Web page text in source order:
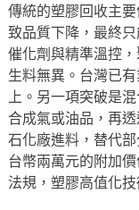
傳統的塑膠回收主
致品質下降，最終
催化劑與精準溫控
生料無異。台灣已
上。另一項突破是
合成氣或油品，再
石化廠進料，替代
台幣兩萬元的附加
法規，塑膠高值化